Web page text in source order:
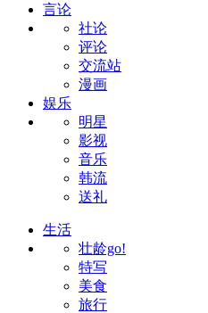
言论
社论
评论
交流站
漫画
娱乐
明星
影视
音乐
韩流
送礼
生活
壮龄go!
特写
美食
旅行